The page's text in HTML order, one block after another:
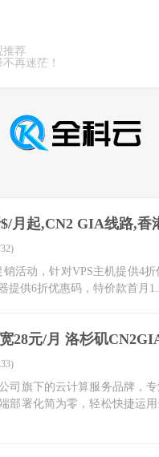
推荐
再迷茫！
月起,CN2 GIA线路,香
销活动，针对VPS主机提供4
提供6折优惠码，特价款首月
28元/月 洛杉矶
司旗下的云计算服务品牌，
部署化简为零，轻松快捷运